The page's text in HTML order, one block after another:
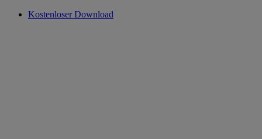
Kostenloser Download